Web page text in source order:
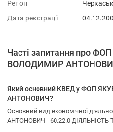
Регіон
Дата реєстрації
Часті запитання про
ВОЛОДИМИР
Який основний КВЕД у ФОП
АНТОНОВИЧ?
Основний вид економічної
АНТОНОВИЧ - 60.22.0 ДІЯЛЬНІСТЬ